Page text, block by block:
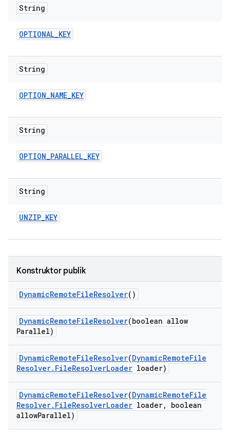
String
OPTIONAL_KEY
String
OPTION_NAME_KEY
String
OPTION_PARALLEL_KEY
String
UNZIP_KEY
Konstruktor publik
DynamicRemoteFileResolver()
DynamicRemoteFileResolver(boolean allow
Parallel)
DynamicRemoteFileResolver(DynamicRemoteFile
Resolver. FileResolverLoader loader)
DynamicRemoteFileResolver(DynamicRemoteFile
Resolver. FileResolverLoader loader,
boolean
allowParallel)